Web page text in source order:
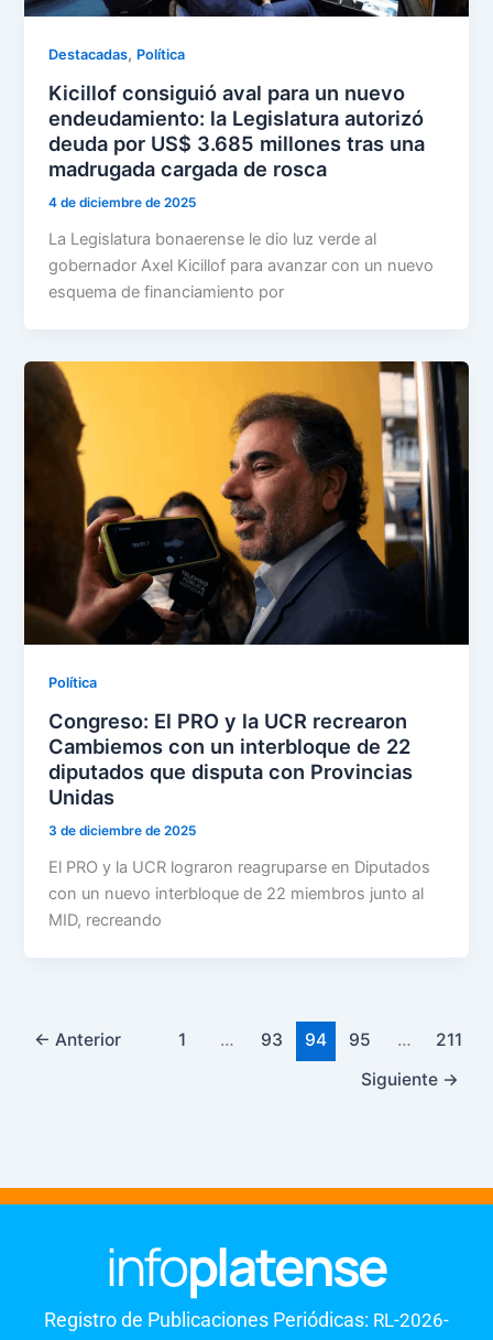
Destacadas, Política
Kicillof consiguió aval para un nuevo
endeudamiento: la Legislatura autorizó
deuda por US$ 3.685 millones tras una
madrugada cargada de rosca
4 de diciembre de 2025
La Legislatura bonaerense le dio luz verde al
gobernador Axel Kicillof para avanzar con un nuevo
esquema de financiamiento por
Política
Congreso: El PRO y la UCR recrearon
Cambiemos con un interbloque de 22
diputados que disputa con Provincias
Unidas
3 de diciembre de 2025
El PRO y la UCR lograron reagruparse en Diputados
con un nuevo interbloque de 22 miembros junto al
MID, recreando
← Anterior 1 … 93 94 95 …
211
Siguiente →
Registro de Publicaciones Periódicas: RL-2026-